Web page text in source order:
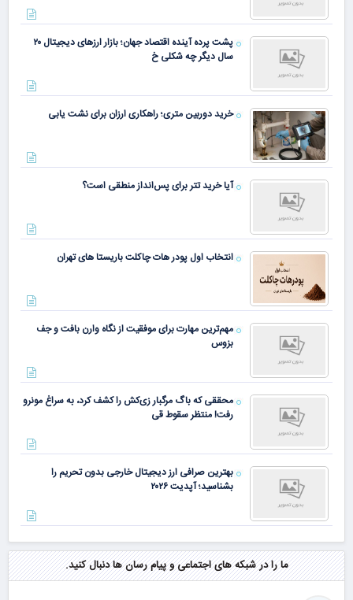
پشت پرده آینده اقتصاد جهان؛ بازار ارزهای دیجیتال ۲۰
سال دیگر چه شکلی خ
خرید دوربین متری؛ راهکاری ارزان برای نشت یابی
آیا خرید تتر برای پس‌انداز منطقی است؟
انتخاب اول پودر هات چاکلت باریستا های تهران
مهم‌ترین مهارت برای موفقیت از نگاه وارن بافت و جف
بزوس
محققی که باگ مرگبار زی‌کش را کشف کرد، به سراغ مونرو
رفت! منتظر سقوط قی
بهترین صرافی ارز دیجیتال خارجی بدون تحریم را
بشناسید؛ آپدیت ۲۰۲۶
ما را در شبکه های اجتماعی و پیام رسان ها دنبال کنید.